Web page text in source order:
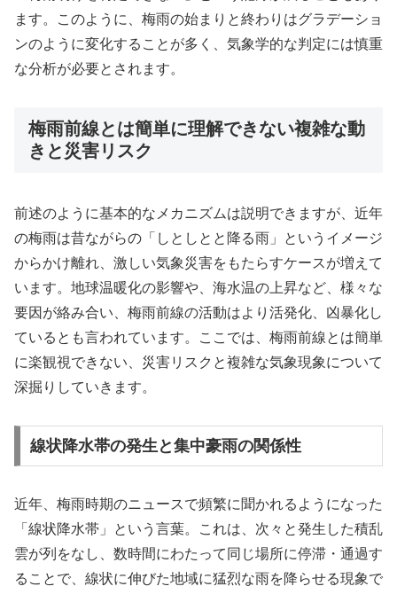
ます。このように、梅雨の始まりと終わりはグラデーショ
ンのように変化することが多く、気象学的な判定には慎重
な分析が必要とされます。
梅雨前線とは簡単に理解できない複雑な動
きと災害リスク
前述のように基本的なメカニズムは説明できますが、近年
の梅雨は昔ながらの「しとしとと降る雨」というイメージ
からかけ離れ、激しい気象災害をもたらすケースが増えて
います。地球温暖化の影響や、海水温の上昇など、様々な
要因が絡み合い、梅雨前線の活動はより活発化、凶暴化し
ているとも言われています。ここでは、梅雨前線とは簡単
に楽観視できない、災害リスクと複雑な気象現象について
深掘りしていきます。
線状降水帯の発生と集中豪雨の関係性
近年、梅雨時期のニュースで頻繁に聞かれるようになった
「線状降水帯」という言葉。これは、次々と発生した積乱
雲が列をなし、数時間にわたって同じ場所に停滞・通過す
ることで、線状に伸びた地域に猛烈な雨を降らせる現象で